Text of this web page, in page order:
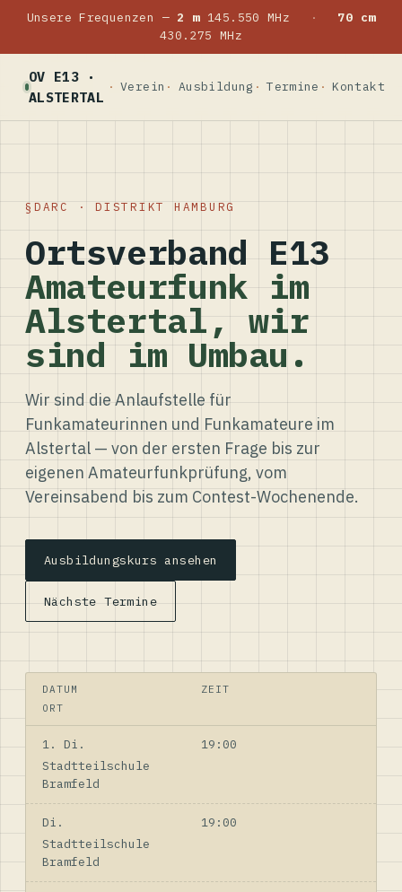
Unsere Frequenzen — 2 m145.550 MHz ·
70 cm
430.275 MHz
OV E13 ·
ALSTERTAL
Verein Ausbildung Termine Kontakt
DARC · DISTRIKT HAMBURG
Ortsverband E13
Amateurfunk im
Alstertal, wir
sind im Umbau.
Wir sind die Anlaufstelle für
Funkamateurinnen und Funkamateure im
Alstertal — von der ersten Frage bis zur
eigenen Amateurfunkprüfung, vom
Vereinsabend bis zum Contest-Wochenende.
Ausbildungskurs ansehen
Nächste Termine
DATUM
ZEIT
ORT
1. Di.
19:00
Stadtteilschule
Bramfeld
Di.
19:00
Stadtteilschule
Bramfeld